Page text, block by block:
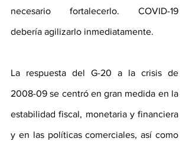
necesario fortalecerlo. COVID-19
debería agilizarlo inmediatamente.
La respuesta del G-20 a la crisis de
2008-09 se centró en gran medida en la
estabilidad fiscal, monetaria y financiera
y en las políticas comerciales, así como